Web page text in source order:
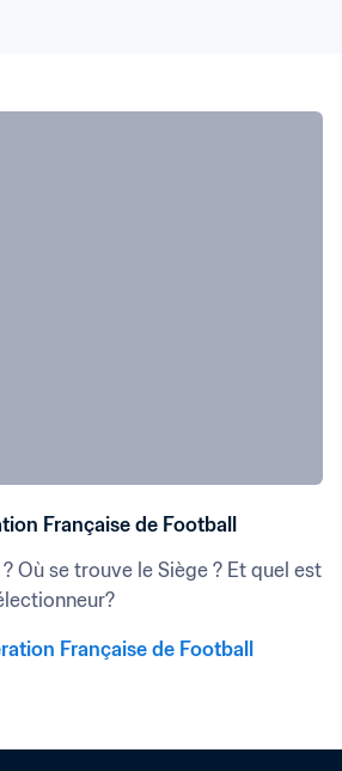
Française de Football
Où se trouve le Siège ? Et quel est
Française de Football